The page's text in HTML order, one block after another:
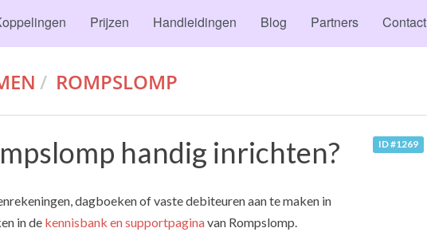
Prijzen Handleidingen Blog Partners Contact
ROMPSLOMP
ID #1269
handig inrichten?
dagboeken of vaste debiteuren aan te maken in
in de kennisbank en supportpaginavan Rompslomp.